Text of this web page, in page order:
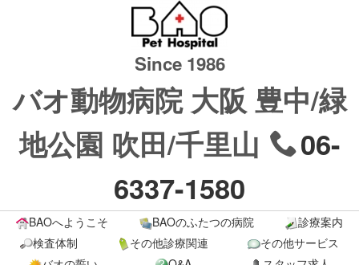
Since 1986
バオ動物病院 大阪 豊中/緑
地公園 吹田/千里山
06-
6337-1580
BAOへようこそ BAOのふたつの病院
診療案内
検査体制
その他診療関連
その他サービス